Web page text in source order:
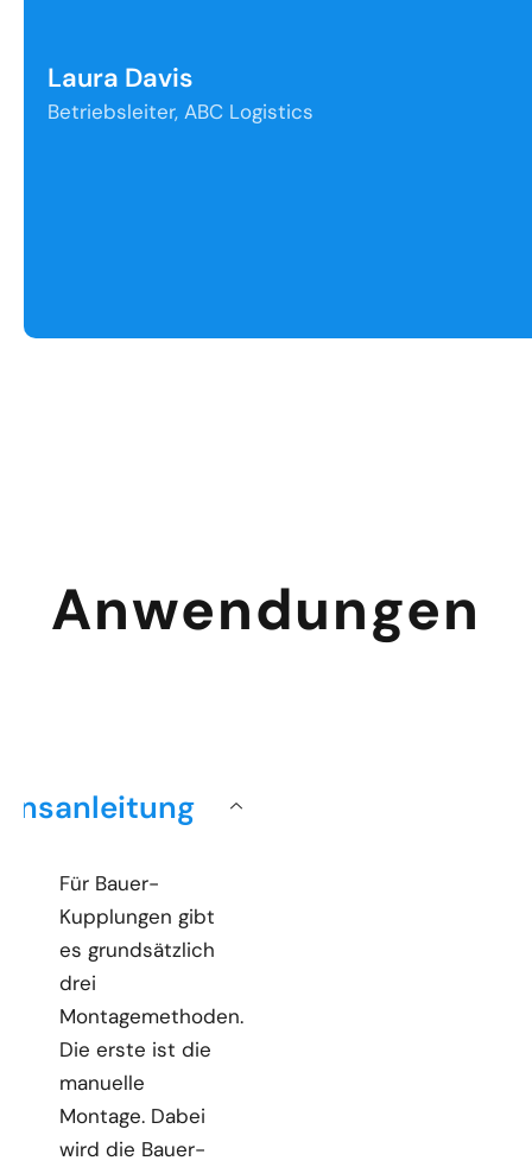
Laura Davis
Betriebsleiter, ABC Logistics
Anwendungen
Für Bauer-
Kupplungen gibt
es grundsätzlich
drei
Montagemethoden.
Die erste ist die
manuelle
Montage. Dabei
wird die Bauer-